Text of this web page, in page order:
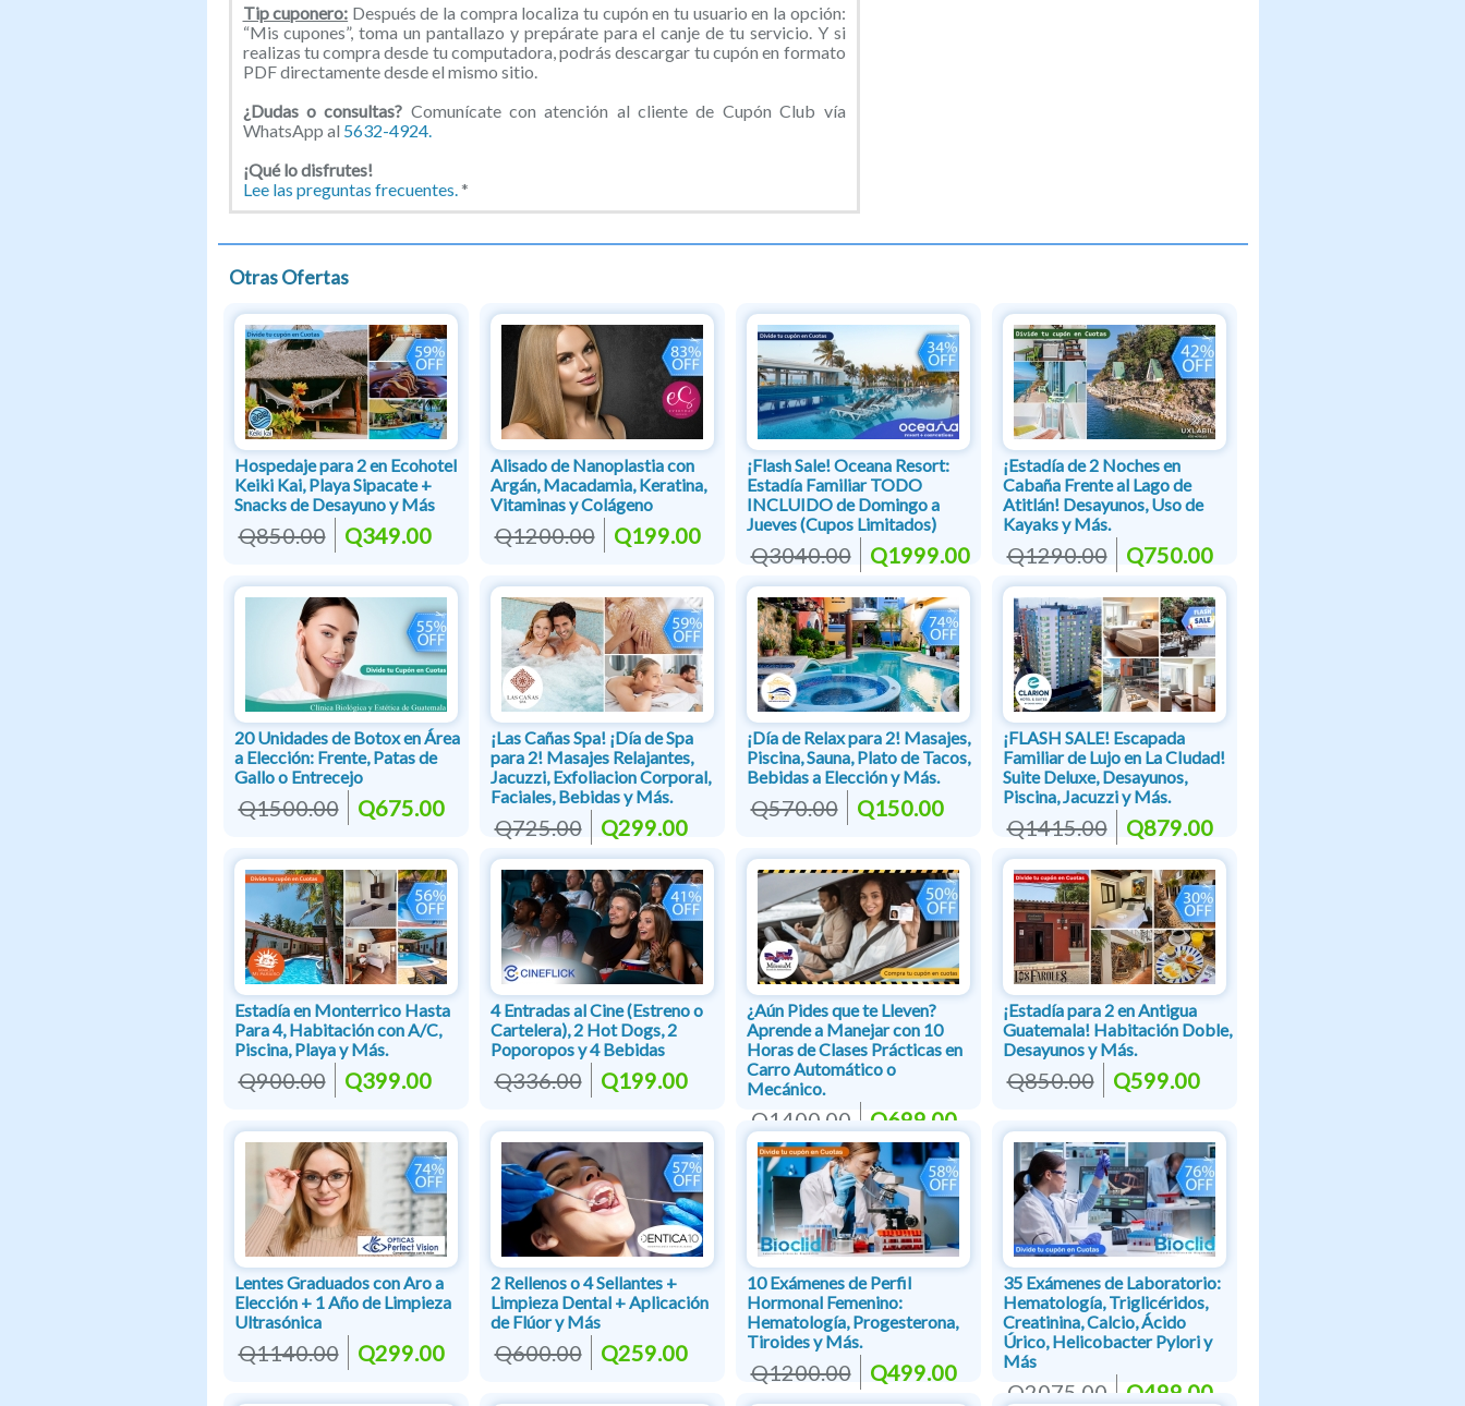
Tip cuponero: Después de la compra localiza tu cupón en tu usuario en la opción:
“Mis cupones”, toma un pantallazo y prepárate para el canje de tu servicio. Y si
realizas tu compra desde tu computadora, podrás descargar tu cupón en formato
PDF directamente desde el mismo sitio.
¿Dudas o consultas? Comunícate con atención al cliente de Cupón Club vía
WhatsApp al 5632-4924.
¡Qué lo disfrutes!
Lee las preguntas frecuentes.*
Otras Ofertas
Hospedaje para 2 en Ecohotel
Keiki Kai, Playa Sipacate +
Snacks de Desayuno y Más
Q850.00 Q349.00
Alisado de Nanoplastia con
Argán, Macadamia, Keratina,
Vitaminas y Colágeno
Q1200.00 Q199.00
¡Flash Sale! Oceana Resort:
Estadía Familiar TODO
INCLUIDO de Domingo a
Jueves (Cupos Limitados)
Q3040.00 Q1999.00
¡Estadía de 2 Noches en
Cabaña Frente al Lago de
Atitlán! Desayunos, Uso de
Kayaks y Más.
Q1290.00 Q750.00
20 Unidades de Botox en Área
a Elección: Frente, Patas de
Gallo o Entrecejo
Q1500.00 Q675.00
¡Las Cañas Spa! ¡Día de Spa
para 2! Masajes Relajantes,
Jacuzzi, Exfoliacion Corporal,
Faciales, Bebidas y Más.
Q725.00 Q299.00
¡Día de Relax para 2! Masajes,
Piscina, Sauna, Plato de Tacos,
Bebidas a Elección y Más.
Q570.00 Q150.00
¡FLASH SALE! Escapada
Familiar de Lujo en La CIudad!
Suite Deluxe, Desayunos,
Piscina, Jacuzzi y Más.
Q1415.00 Q879.00
Estadía en Monterrico Hasta
Para 4, Habitación con A/C,
Piscina, Playa y Más.
Q900.00 Q399.00
4 Entradas al Cine (Estreno o
Cartelera), 2 Hot Dogs, 2
Poporopos y 4 Bebidas
Q336.00 Q199.00
¿Aún Pides que te Lleven?
Aprende a Manejar con 10
Horas de Clases Prácticas en
Carro Automático o
Mecánico.
Q1400.00 Q699.00
¡Estadía para 2 en Antigua
Guatemala! Habitación Doble,
Desayunos y Más.
Q850.00 Q599.00
Lentes Graduados con Aro a
Elección + 1 Año de Limpieza
Ultrasónica
Q1140.00 Q299.00
2 Rellenos o 4 Sellantes +
Limpieza Dental + Aplicación
de Flúor y Más
Q600.00 Q259.00
10 Exámenes de Perfil
Hormonal Femenino:
Hematología, Progesterona,
Tiroides y Más.
Q1200.00 Q499.00
35 Exámenes de Laboratorio:
Hematología, Triglicéridos,
Creatinina, Calcio, Ácido
Úrico, Helicobacter Pylori y
Más
Q2075.00 Q499.00